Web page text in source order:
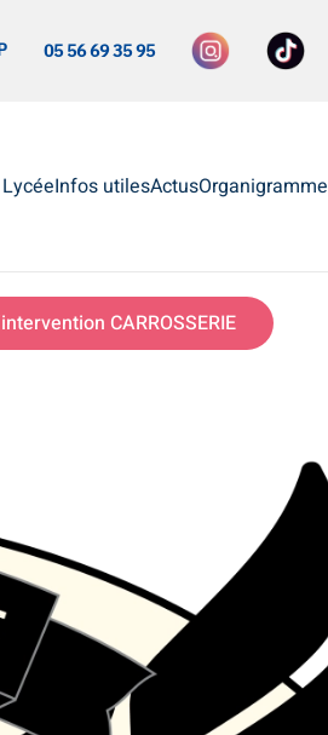
05 56 69 35 95
Infos utilesActusOrganigramme
CARROSSERIE